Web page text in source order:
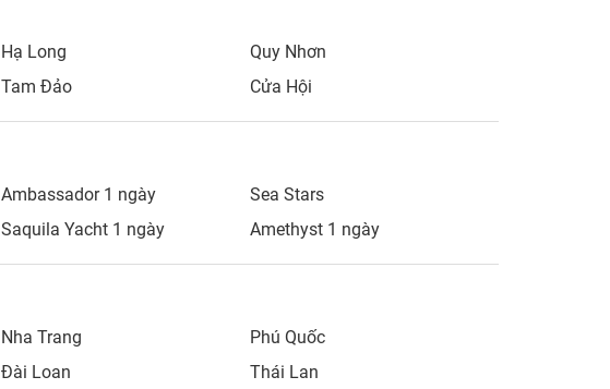
Hạ Long
Quy Nhơn
Tam Đảo Cửa Hội
Ambassador 1 ngày
Sea Stars
Saquila Yacht 1 ngày Amethyst 1 ngày
Nha Trang
Phú Quốc
Đài Loan Thái Lan